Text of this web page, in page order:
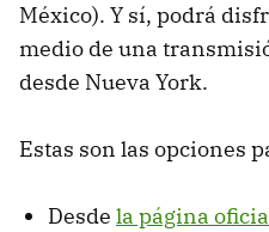
México). Y sí, podrá
medio de una
desde Nueva York.
Estas son las opciones
Desde la página